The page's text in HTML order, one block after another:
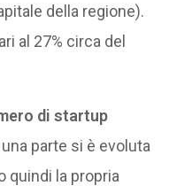
della regione).
al 27% circa del
di startup
una parte si è evoluta
quindi la propria